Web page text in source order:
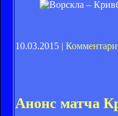
10.03.2015 |
Анонс матча